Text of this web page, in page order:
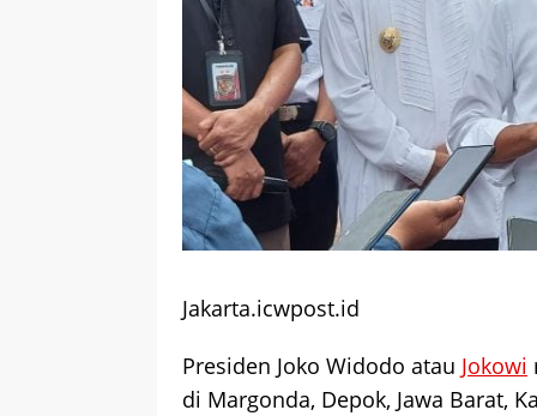
Jakarta.icwpost.id
Presiden Joko Widodo atau Jokowi
di Margonda, Depok, Jawa Barat,